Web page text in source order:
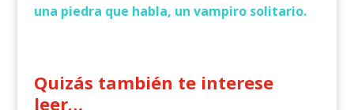
una piedra que habla, un vampiro solitario.
Quizás también te interese
leer…